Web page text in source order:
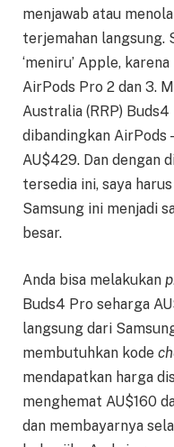
menjawab atau
terjemahan langsung.
‘meniru’ Apple,
AirPods Pro 2 dan 3.
Australia (RRP)
dibandingkan
AU$429. Dan dengan
tersedia ini, saya
Samsung ini menjadi
besar.
Anda bisa melakukan
Buds4 Pro seharga
langsung dari
membutuhkan kode
mendapatkan harga
menghemat AU$160
dan membayarnya